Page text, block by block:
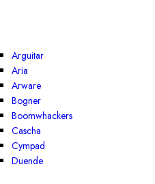
Arguitar
Aria
Arware
Bogner
Boomwhackers
Cascha
Cympad
Duende